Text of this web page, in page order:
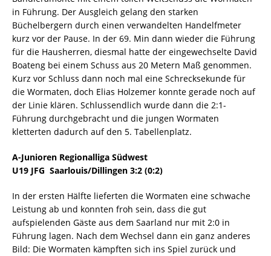
in Führung. Der Ausgleich gelang den starken
Büchelbergern durch einen verwandelten Handelfmeter
kurz vor der Pause. In der 69. Min dann wieder die Führung
für die Hausherren, diesmal hatte der eingewechselte David
Boateng bei einem Schuss aus 20 Metern Maß genommen.
Kurz vor Schluss dann noch mal eine Schrecksekunde für
die Wormaten, doch Elias Holzemer konnte gerade noch auf
der Linie klären. Schlussendlich wurde dann die 2:1-
Führung durchgebracht und die jungen Wormaten
kletterten dadurch auf den 5. Tabellenplatz.
A-Junioren Regionalliga Südwest
U19 JFG Saarlouis/Dillingen 3:2 (0:2)
In der ersten Hälfte lieferten die Wormaten eine schwache
Leistung ab und konnten froh sein, dass die gut
aufspielenden Gäste aus dem Saarland nur mit 2:0 in
Führung lagen. Nach dem Wechsel dann ein ganz anderes
Bild: Die Wormaten kämpften sich ins Spiel zurück und